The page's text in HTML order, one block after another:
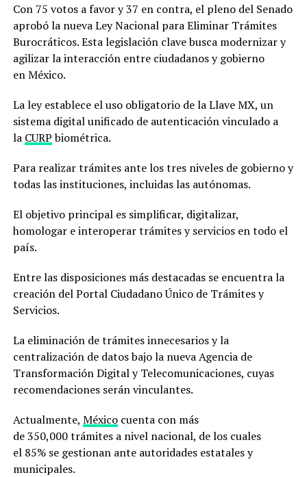
Con 75 votos a favor y 37 en contra, el pleno del Senado
aprobó la nueva Ley Nacional para Eliminar Trámites
Burocráticos. Esta legislación clave busca modernizar y
agilizar la interacción entre ciudadanos y gobierno
en México.
La ley establece el uso obligatorio de la Llave MX, un
sistema digital unificado de autenticación vinculado a
la CURPbiométrica.
Para realizar trámites ante los tres niveles de gobierno y
todas las instituciones, incluidas las autónomas.
El objetivo principal es simplificar, digitalizar,
homologar e interoperar trámites y servicios en todo el
país.
Entre las disposiciones más destacadas se encuentra la
creación del Portal Ciudadano Único de Trámites y
Servicios.
La eliminación de trámites innecesarios y la
centralización de datos bajo la nueva Agencia de
Transformación Digital y Telecomunicaciones, cuyas
recomendaciones serán vinculantes.
Actualmente, Méxicocuenta con más
de 350,000 trámites a nivel nacional, de los cuales
el 85% se gestionan ante autoridades estatales y
municipales.